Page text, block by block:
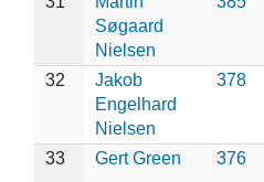
Søgaard
Nielsen
32
Jakob
Engelhard
Nielsen
378
33 Gert Green 376